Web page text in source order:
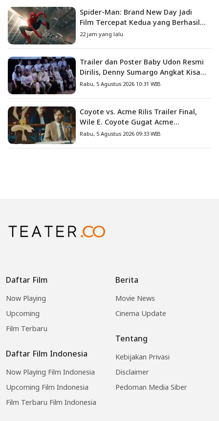
Spider-Man: Brand New Day Jadi
Film Tercepat Kedua yang Berhasil
Tembus US$1 Miliar
22 jam yang lalu
Trailer dan Poster Baby Udon Resmi
Dirilis, Denny Sumargo Angkat Kisah
Nyata Fanny Kondoh
Rabu, 5 Agustus 2026 10:31 WIB
Coyote vs. Acme Rilis Trailer Final,
Wile E. Coyote Gugat Acme
Corporation ke Pengadilan
Rabu, 5 Agustus 2026 09:33 WIB
Daftar Film
Now Playing
Upcoming
Film Terbaru
Daftar Film Indonesia
Now Playing Film Indonesia
Upcoming Film Indonesia
Film Terbaru Film Indonesia
Berita
Movie News
Cinema Update
Tentang
Kebijakan Privasi
Disclaimer
Pedoman Media Siber